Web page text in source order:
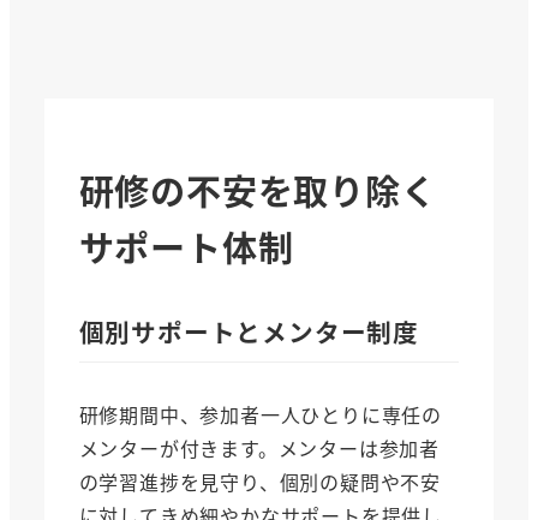
研修の不安を取り除く
サポート体制
個別サポートとメンター制度
研修期間中、参加者一人ひとりに専任の
メンターが付きます。メンターは参加者
の学習進捗を見守り、個別の疑問や不安